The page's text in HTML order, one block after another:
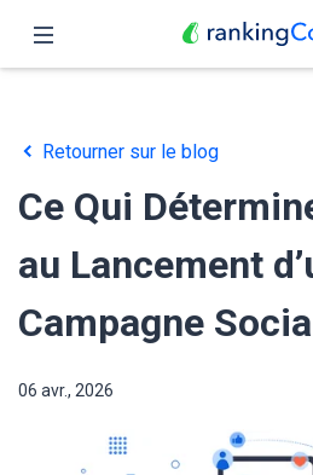
Fonctionnalités
Tarifs
Partenaires
Blog
Français
Retourner sur le blog
Ce Qui
au Lancement
Campagne
06 avr., 2026